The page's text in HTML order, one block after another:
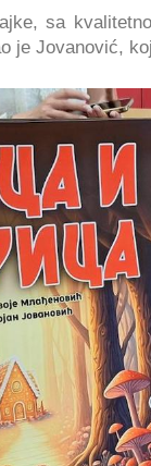
sa
je Jovanović,